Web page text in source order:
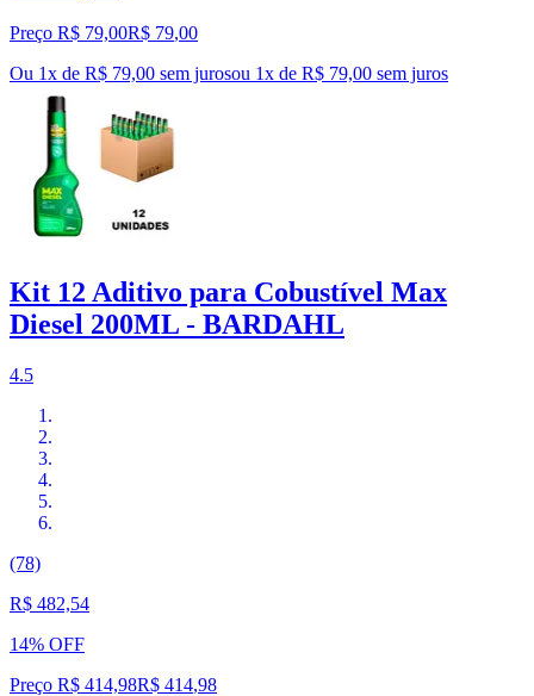
Preço R$ 79,00R$ 79,00
Ou 1x de R$ 79,00 sem jurosou 1x de R$ 79,00 sem juros
Kit 12 Aditivo para Cobustível Max
Diesel 200ML - BARDAHL
4.5
(78)
R$ 482,54
14% OFF
Preço R$ 414,98R$ 414,98